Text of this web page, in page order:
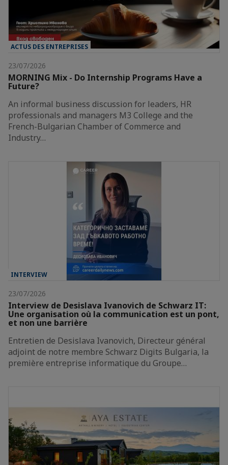
ACTUS DES ENTREPRISES
23/07/2026
MORNING Mix - Do Internship Programs Have a
Future?
An informal business discussion for leaders, HR
professionals and managers M3 College and the
French-Bulgarian Chamber of Commerce and
Industry…
INTERVIEW
23/07/2026
Interview de Desislava Ivanovich de Schwarz IT:
Une organisation où la communication est un pont,
et non une barrière
Entretien de Desislava Ivanovich, Directeur général
adjoint de notre membre Schwarz Digits Bulgaria, la
première entreprise informatique du Groupe…